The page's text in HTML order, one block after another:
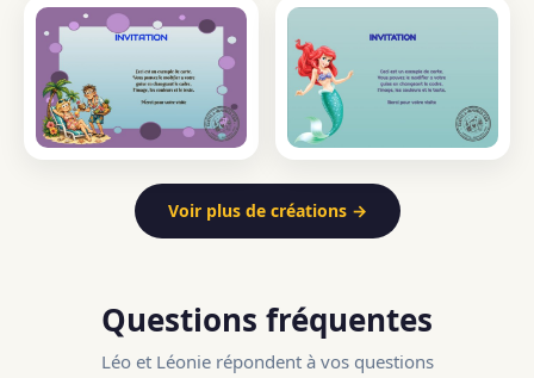
Voir plus de créations →
Questions fréquentes
Léo et Léonie répondent à vos questions